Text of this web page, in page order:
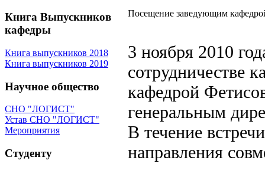
Книга Выпускников
кафедры
Книга выпускников 2018
Книга выпускников 2019
Научное общество
СНО "ЛОГИСТ"
Устав СНО "ЛОГИСТ"
Мероприятия
Студенту
Посещение заведующим
3 ноября 2010
кафедрой
генеральным
В течение
направления